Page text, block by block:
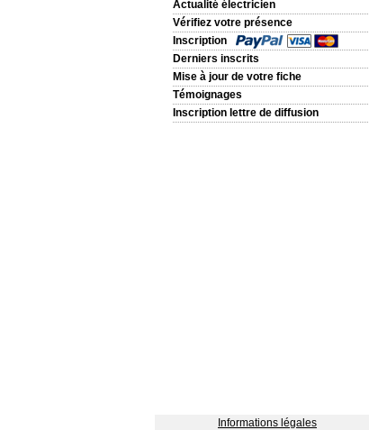
Actualité électricien
Vérifiez votre présence
Inscription
Derniers inscrits
Mise à jour de votre fiche
Témoignages
Inscription lettre de diffusion
Informations légales